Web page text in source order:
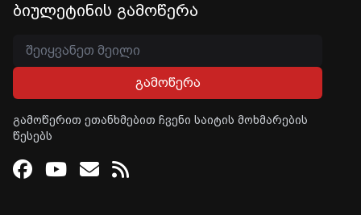
ბიულეტინის გამოწერა
გამოწერა
გამოწერით ეთანხმებით ჩვენი საიტის მოხმარების
წესებს
Facebook
Youtube
Email
RSS